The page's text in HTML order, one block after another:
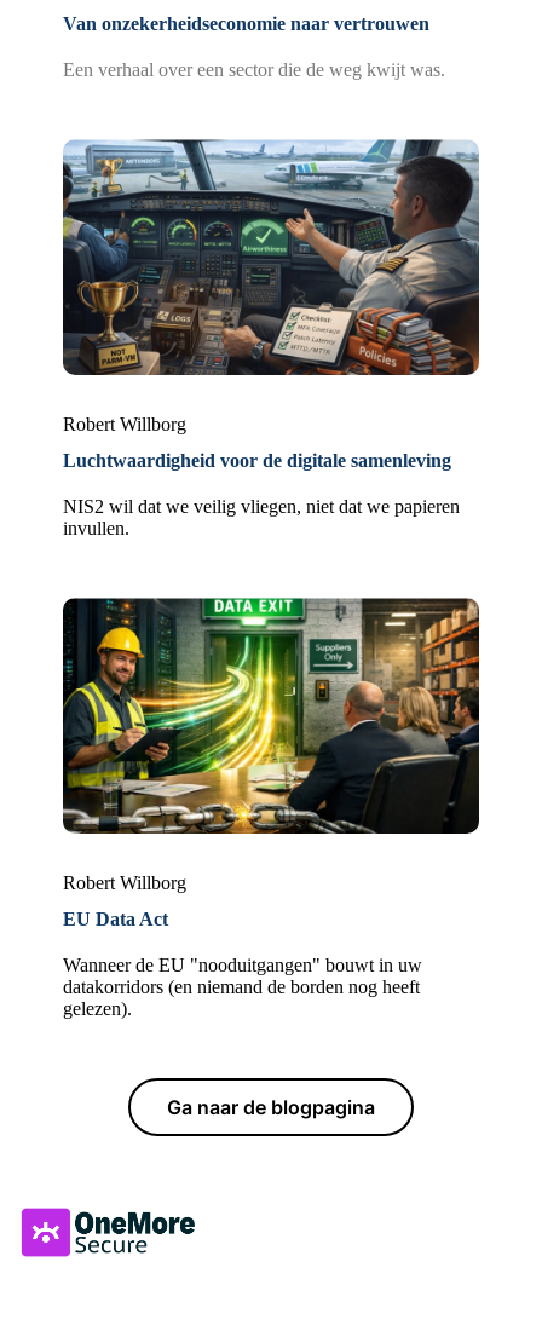
Van onzekerheidseconomie naar vertrouwen
Een verhaal over een sector die de weg kwijt was.
Robert Willborg
Luchtwaardigheid voor de digitale samenleving
NIS2 wil dat we veilig vliegen, niet dat we papieren
invullen.
Robert Willborg
EU Data Act
Wanneer de EU "nooduitgangen" bouwt in uw
datakorridors (en niemand de borden nog heeft
gelezen).
Ga naar de blogpagina